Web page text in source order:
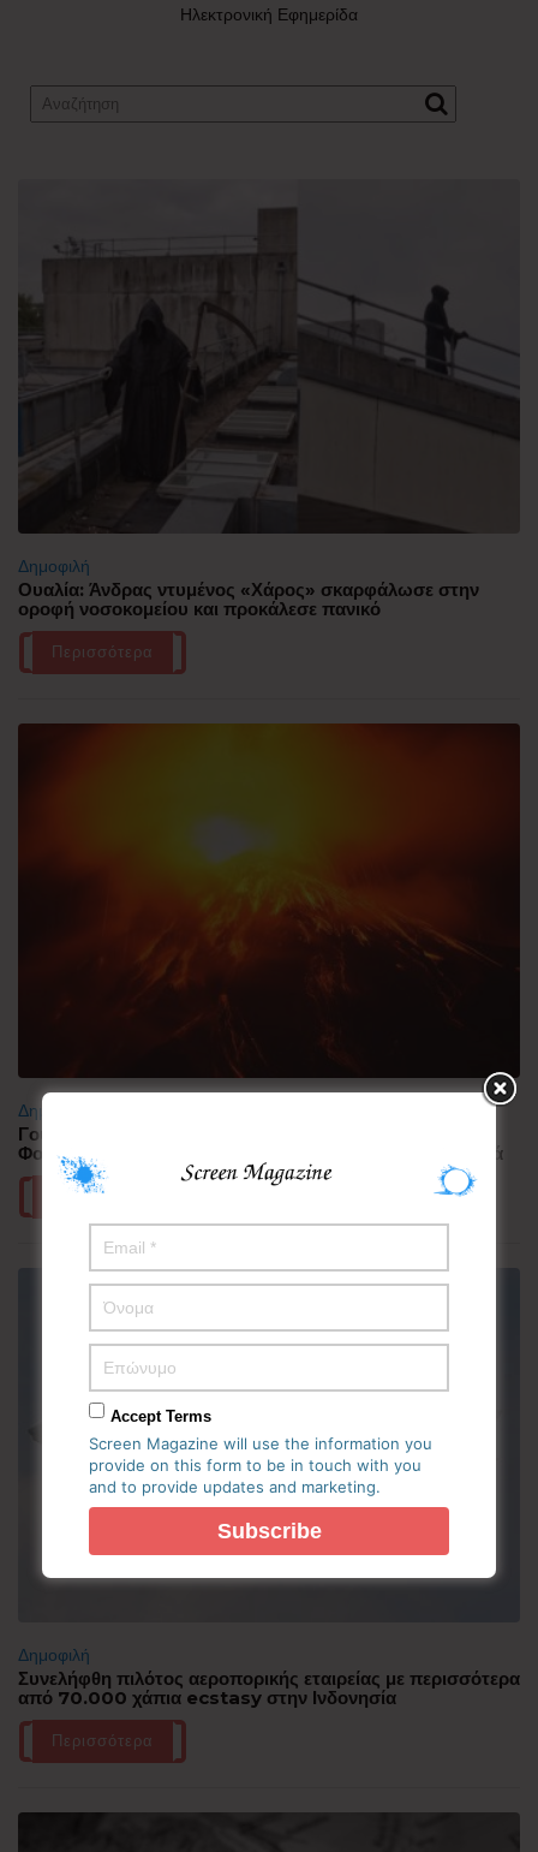
Ηλεκτρονική Εφημερίδα
Δημοφιλή
Ουαλία: Άνδρας ντυμένος «Χάρος» σκαρφάλωσε στην
οροφή νοσοκομείου και προκάλεσε πανικό
Περισσότερα
Δημοφιλή
Γουατεμάλα: Σε ύφεση η δραστηριότητα του ηφαιστείου
Φουέγο – 1.700 άνθρωποι απομακρύνθηκαν προληπτικά
Περισσότερα
Δημοφιλή
Συνελήφθη πιλότος αεροπορικής εταιρείας με περισσότερα
από 70.000 χάπια ecstasy στην Ινδονησία
Περισσότερα
Accept Terms
Screen Magazine will use the information you
provide on this form to be in touch with you
and to provide updates and marketing.